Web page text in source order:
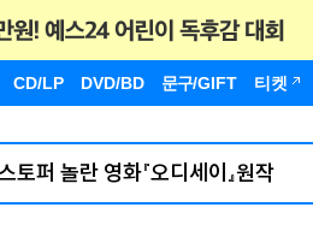
CD/LP DVD/BD 문구/GIFT 티켓